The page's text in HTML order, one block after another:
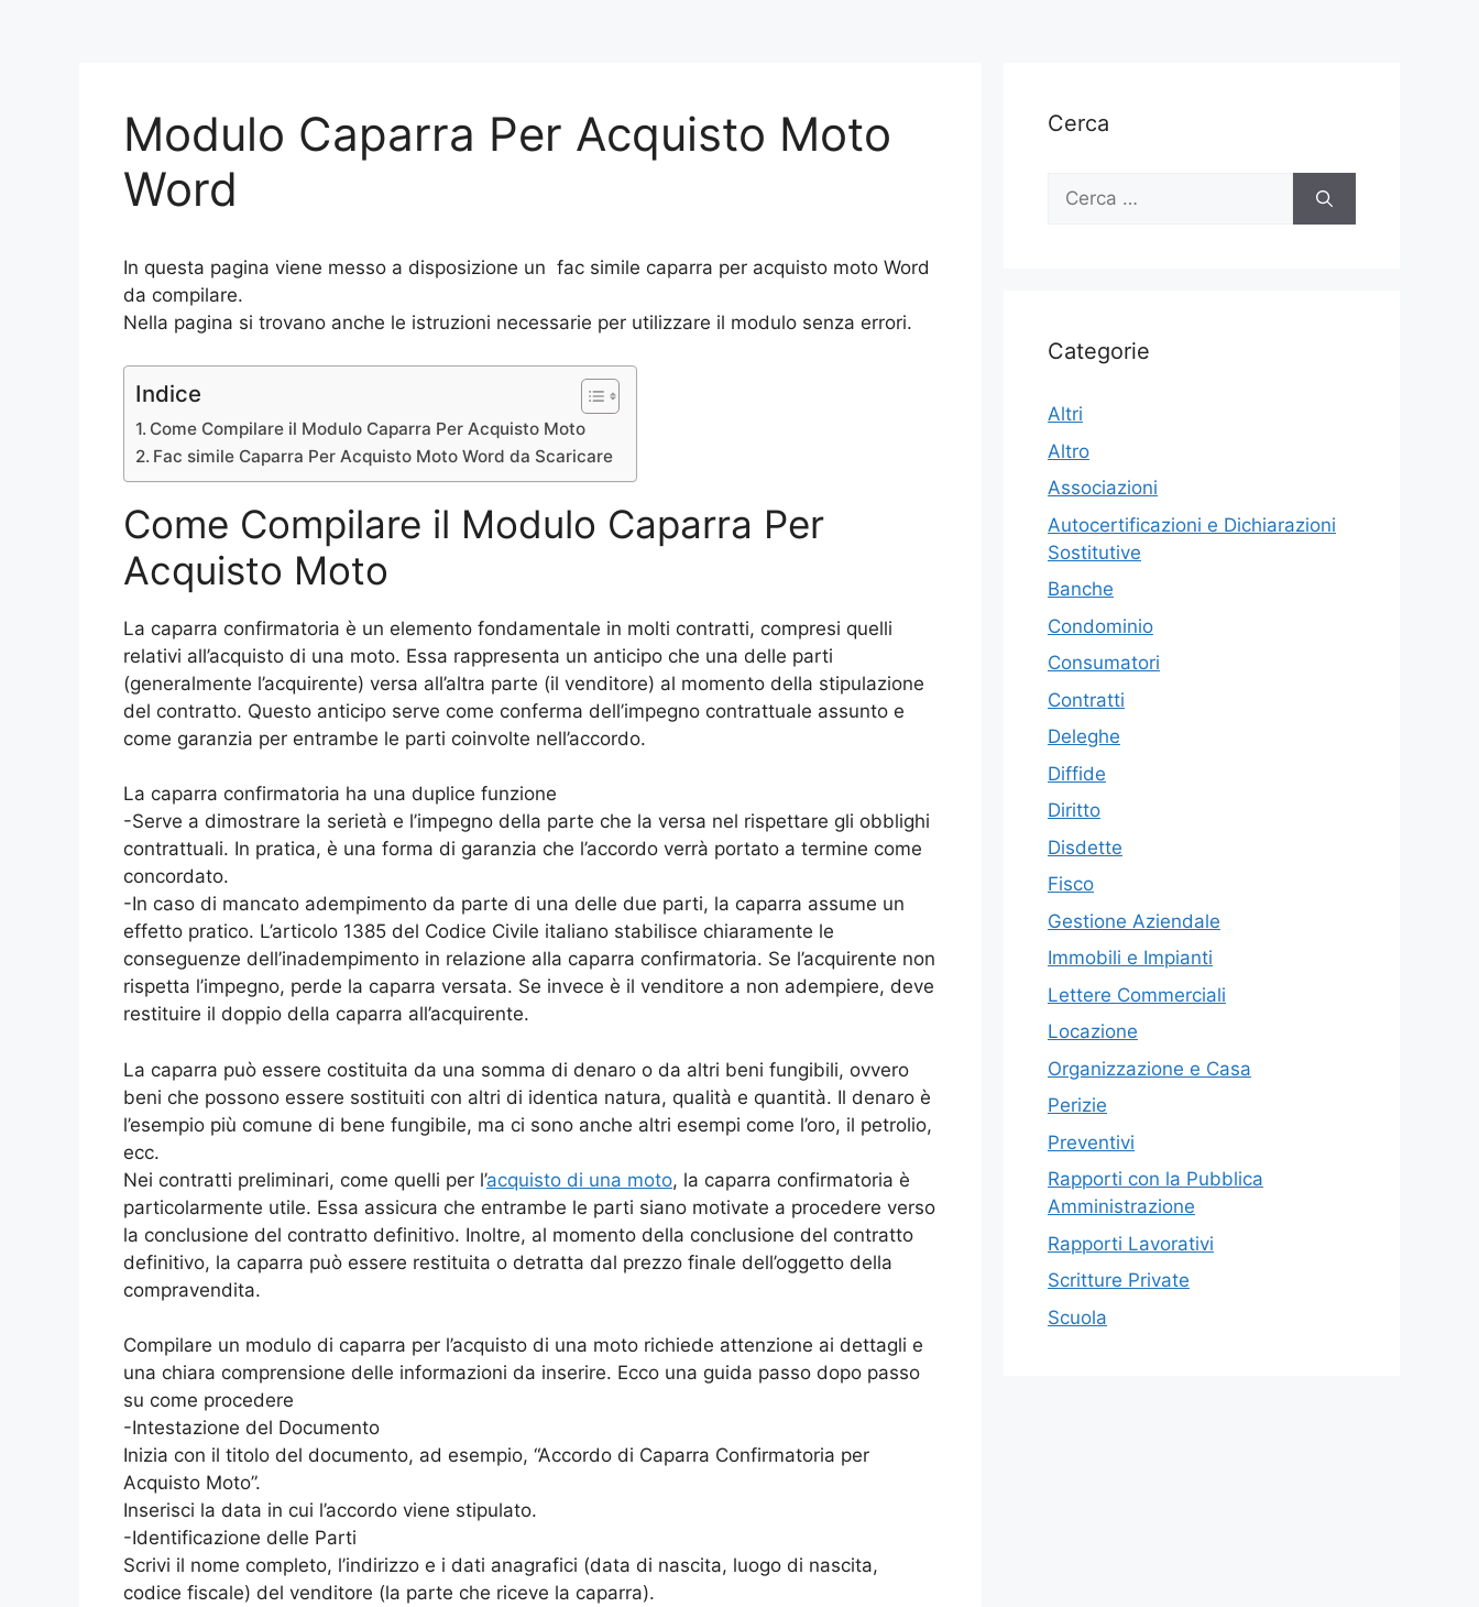
Modulo Caparra Per Acquisto Moto
Word
In questa pagina viene messo a disposizione un fac simile caparra per acquisto moto Word
da compilare.
Nella pagina si trovano anche le istruzioni necessarie per utilizzare il modulo senza errori.
Indice
Come Compilare il Modulo Caparra Per Acquisto Moto
Fac simile Caparra Per Acquisto Moto Word da Scaricare
Come Compilare il Modulo Caparra Per
Acquisto Moto
La caparra confirmatoria è un elemento fondamentale in molti contratti, compresi quelli
relativi all’acquisto di una moto. Essa rappresenta un anticipo che una delle parti
(generalmente l’acquirente) versa all’altra parte (il venditore) al momento della stipulazione
del contratto. Questo anticipo serve come conferma dell’impegno contrattuale assunto e
come garanzia per entrambe le parti coinvolte nell’accordo.
La caparra confirmatoria ha una duplice funzione
-Serve a dimostrare la serietà e l’impegno della parte che la versa nel rispettare gli obblighi
contrattuali. In pratica, è una forma di garanzia che l’accordo verrà portato a termine come
concordato.
-In caso di mancato adempimento da parte di una delle due parti, la caparra assume un
effetto pratico. L’articolo 1385 del Codice Civile italiano stabilisce chiaramente le
conseguenze dell’inadempimento in relazione alla caparra confirmatoria. Se l’acquirente non
rispetta l’impegno, perde la caparra versata. Se invece è il venditore a non adempiere, deve
restituire il doppio della caparra all’acquirente.
La caparra può essere costituita da una somma di denaro o da altri beni fungibili, ovvero
beni che possono essere sostituiti con altri di identica natura, qualità e quantità. Il denaro è
l’esempio più comune di bene fungibile, ma ci sono anche altri esempi come l’oro, il petrolio,
ecc.
Nei contratti preliminari, come quelli per l’acquisto di una moto, la caparra confirmatoria è
particolarmente utile. Essa assicura che entrambe le parti siano motivate a procedere verso
la conclusione del contratto definitivo. Inoltre, al momento della conclusione del contratto
definitivo, la caparra può essere restituita o detratta dal prezzo finale dell’oggetto della
compravendita.
Compilare un modulo di caparra per l’acquisto di una moto richiede attenzione ai dettagli e
una chiara comprensione delle informazioni da inserire. Ecco una guida passo dopo passo
su come procedere
-Intestazione del Documento
Inizia con il titolo del documento, ad esempio, “Accordo di Caparra Confirmatoria per
Acquisto Moto”.
Inserisci la data in cui l’accordo viene stipulato.
-Identificazione delle Parti
Scrivi il nome completo, l’indirizzo e i dati anagrafici (data di nascita, luogo di nascita,
codice fiscale) del venditore (la parte che riceve la caparra).
Cerca
Ricerca
Categorie
Altri
Altro
Associazioni
Autocertificazioni e Dichiarazioni
Sostitutive
Banche
Condominio
Consumatori
Contratti
Deleghe
Diffide
Diritto
Disdette
Fisco
Gestione Aziendale
Immobili e Impianti
Lettere Commerciali
Locazione
Organizzazione e Casa
Perizie
Preventivi
Rapporti con la Pubblica
Amministrazione
Rapporti Lavorativi
Scritture Private
Scuola